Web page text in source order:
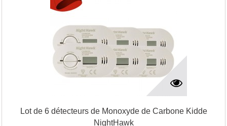
Lot de 6 détecteurs de Monoxyde de Carbone Kidde
NightHawk